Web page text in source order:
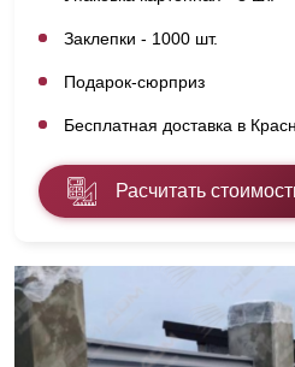
Заклепки - 1000 шт.
Подарок-сюрприз
Бесплатная доставка в
Расчитать